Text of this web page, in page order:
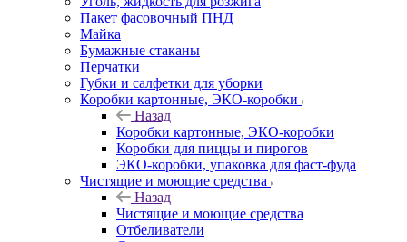
Пакет фасовочный ПНД
Майка
Бумажные стаканы
Перчатки
Губки и салфетки для уборки
Коробки картонные, ЭКО-коробки
Назад
Коробки картонные, ЭКО-коробки
Коробки для пиццы и пирогов
ЭКО-коробки, упаковка для фаст-фуда
Чистящие и моющие средства
Назад
Чистящие и моющие средства
Отбеливатели